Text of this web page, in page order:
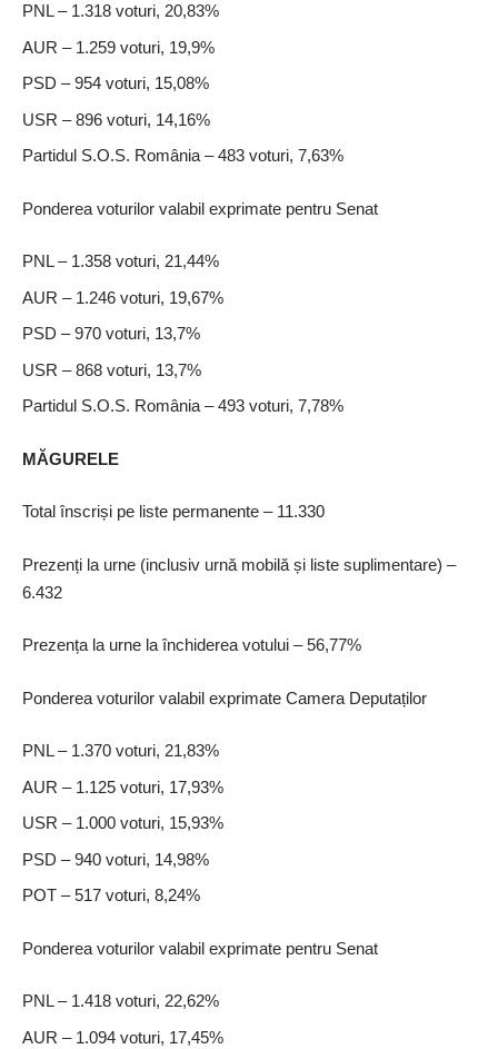
PNL – 1.318 voturi, 20,83%
AUR – 1.259 voturi, 19,9%
PSD – 954 voturi, 15,08%
USR – 896 voturi, 14,16%
Partidul S.O.S. România – 483 voturi, 7,63%
Ponderea voturilor valabil exprimate pentru Senat
PNL – 1.358 voturi, 21,44%
AUR – 1.246 voturi, 19,67%
PSD – 970 voturi, 13,7%
USR – 868 voturi, 13,7%
Partidul S.O.S. România – 493 voturi, 7,78%
MĂGURELE
Total înscriși pe liste permanente – 11.330
Prezenți la urne (inclusiv urnă mobilă și liste suplimentare) –
6.432
Prezența la urne la închiderea votului – 56,77%
Ponderea voturilor valabil exprimate Camera Deputaților
PNL – 1.370 voturi, 21,83%
AUR – 1.125 voturi, 17,93%
USR – 1.000 voturi, 15,93%
PSD – 940 voturi, 14,98%
POT – 517 voturi, 8,24%
Ponderea voturilor valabil exprimate pentru Senat
PNL – 1.418 voturi, 22,62%
AUR – 1.094 voturi, 17,45%